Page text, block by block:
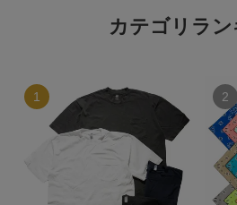
カテゴリラ